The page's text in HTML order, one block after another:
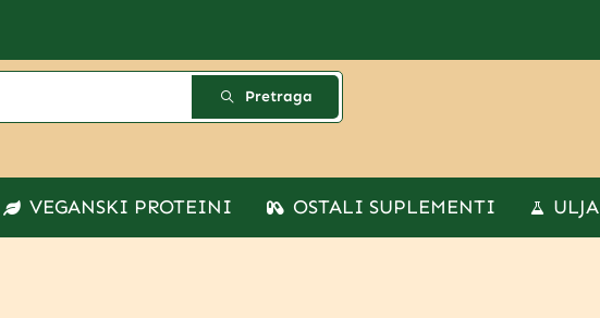
Pretraga
VEGANSKI PROTEINI OSTALI SUPLEMENTI ULJA